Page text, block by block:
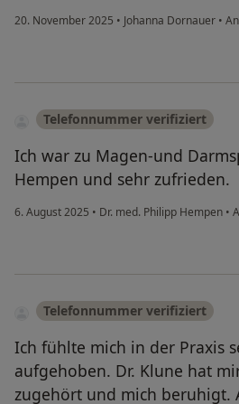
20. November 2025 • Johanna Dornauer •
Telefonnummer verifiziert
Ich war zu Magen-und
Hempen und sehr zufrieden.
6. August 2025 • Dr. med. Philipp Hempen •
Telefonnummer verifiziert
Ich fühlte mich in der Praxis
aufgehoben. Dr. Klune hat
zugehört und mich beruhigt.